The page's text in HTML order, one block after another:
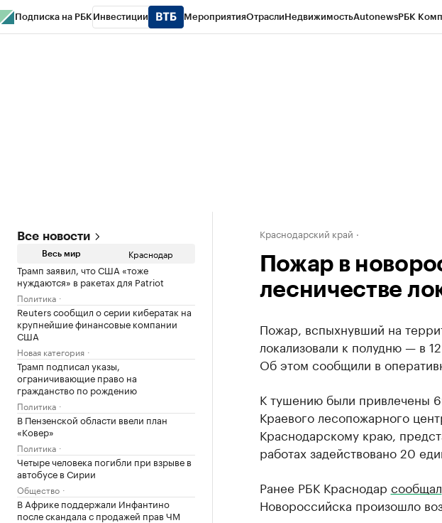
Подписка на РБК Инвестиции МероприятияОтраслиНедвижимостьAutonewsРБК
Все новости
Весь мир Краснодар
Трамп заявил, что США «тоже
нуждаются» в ракетах для Patriot
Политика
Reuters сообщил о серии кибератак на
крупнейшие финансовые компании
США
Новая категория
Трамп подписал указы,
ограничивающие право на
гражданство по рождению
Политика
В Пензенской области ввели план
«Ковер»
Политика
Четыре человека погибли при взрыве в
автобусе в Сирии
Общество
В Африке поддержали Инфантино
после скандала с продажей прав ЧМ
Краснодарский край
Пожар в
лесничестве
Пожар, вспыхнувший на
локализовали к полудню — в
Об этом сообщили в
К тушению были привлечены
Краевого лесопожарного
Краснодарскому краю,
работах задействовано 20
Ранее РБК Краснодар сообщал
Новороссийска произошло